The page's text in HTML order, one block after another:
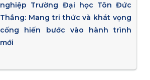
nghiệp Trường Đại học Tôn Đức
Thắng: Mang tri thức và khát vọng
cống hiến bước vào hành trình
mới